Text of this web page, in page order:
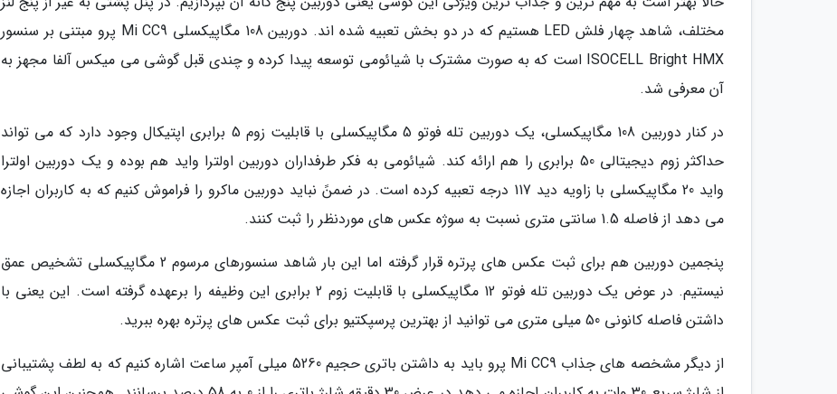
مختلف، شاهد چهار فلش LED هستیم که در دو بخش تعبیه شده اند. دوربین 108 مگاپیکسلی Mi CC9 پرو مبتنی بر سنسور
ISOCELL Bright HMX است که به صورت مشترک با شیائومی توسعه پیدا کرده و چندی قبل گوشی می میکس آلفا مجهز به
آن معرفی شد.
در کنار دوربین 108 مگاپیکسلی، یک دوربین تله فوتو 5 مگاپیکسلی با قابلیت زوم 5 برابری اپتیکال وجود دارد که می تواند
حداکثر زوم دیجیتالی 50 برابری را هم ارائه کند. شیائومی به فکر طرفداران دوربین اولترا واید هم بوده و یک دوربین اولترا
واید 20 مگاپیکسلی با زاویه دید 117 درجه تعبیه کرده است. در ضمنً نباید دوربین ماکرو را فراموش کنیم که به کاربران اجازه
می دهد از فاصله 1.5 سانتی متری نسبت به سوژه عکس های موردنظر را ثبت کنند.
پنجمین دوربین هم برای ثبت عکس های پرتره قرار گرفته اما این بار شاهد سنسورهای مرسوم 2 مگاپیکسلی تشخیص عمق
نیستیم. در عوض یک دوربین تله فوتو 12 مگاپیکسلی با قابلیت زوم 2 برابری این وظیفه را برعهده گرفته است. این یعنی با
داشتن فاصله کانونی 50 میلی متری می توانید از بهترین پرسپکتیو برای ثبت عکس های پرتره بهره ببرید.
از دیگر مشخصه های جذاب Mi CC9 پرو باید به داشتن باتری حجیم 5260 میلی آمپر ساعت اشاره کنیم که به لطف پشتیبانی